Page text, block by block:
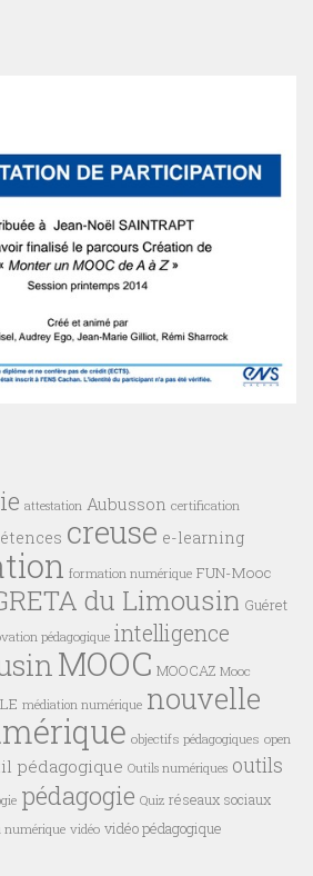
attestation Aubusson certification
creuse e-learning
formation numérique FUN-Mooc
du Limousin Guéret
pédagogique intelligence
MOOC MOOCAZ Mooc
médiation numérique nouvelle
objectifs pédagogiques open
pédagogique Outils numériques outils
pédagogie Quiz réseaux sociaux
numérique vidéo vidéo pédagogique